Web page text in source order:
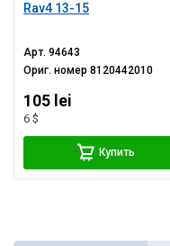
Rav4 13-15
Арт.94643
Ориг. номер8120442010
105 lei
6 $
Купить